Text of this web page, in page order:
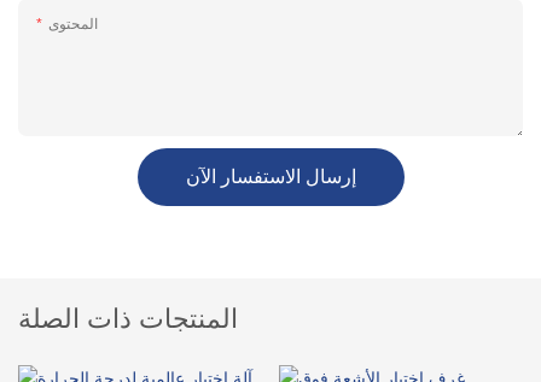
المحتوى
إرسال الاستفسار الآن
المنتجات ذات الصلة